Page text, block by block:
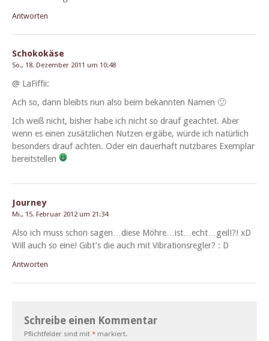
Antworten
Schokokäse
So., 18. Dezember 2011 um 10:48
@ LaFif­fii:
Ach so, dann bleibts nun also beim bekan­nten Namen 🙂
Ich weiß nicht, bish­er habe ich nicht so drauf geachtet. Aber
wenn es einen zusät­zlichen Nutzen ergäbe, würde ich natür­lich
beson­ders drauf acht­en. Oder ein dauer­haft nutzbares Exem­plar
bereitstellen
Journey
Mi., 15. Februar 2012 um 21:34
Also ich muss schon sagen…diese Möhre…ist…echt…geil!?! xD
Will auch so eine! Gibt’s die auch mit Vibra­tionsre­gler? : D
Antworten
Schreibe einen Kommentar
Pflichtfelder sind mit * markiert.